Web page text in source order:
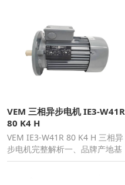
VEM 三相异步电机 IE3-W41R
80 K4 H
VEM IE3-W41R 80 K4 H 三相异
步电机完整解析一、品牌产地基
础信息品牌：VEM